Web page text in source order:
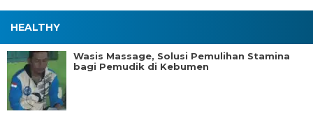
HEALTHY
Wasis Massage, Solusi Pemulihan Stamina
bagi Pemudik di Kebumen